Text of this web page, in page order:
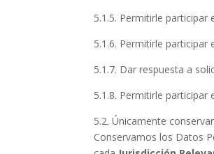
5.1.5. Permitirle
5.1.6. Permitirle
5.1.7. Dar respuesta a
5.1.8. Permitirle
5.2. Únicamente
Conservamos los Datos